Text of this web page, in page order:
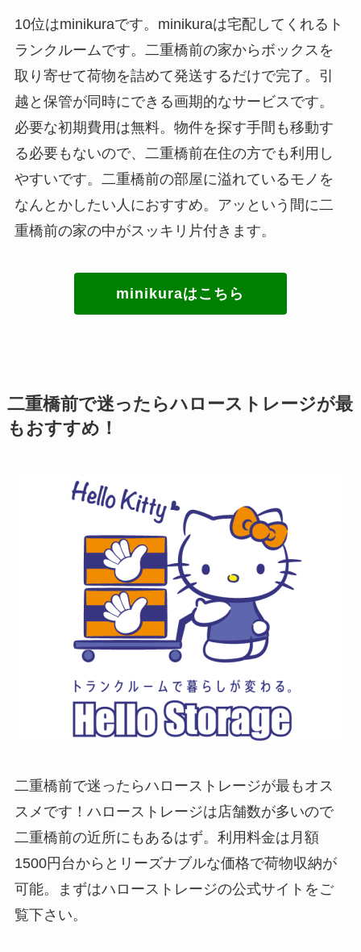
10位はminikuraです。minikuraは宅配してくれるト
ランクルームです。二重橋前の家からボックスを
取り寄せて荷物を詰めて発送するだけで完了。引
越と保管が同時にできる画期的なサービスです。
必要な初期費用は無料。物件を探す手間も移動す
る必要もないので、二重橋前在住の方でも利用し
やすいです。二重橋前の部屋に溢れているモノを
なんとかしたい人におすすめ。アッという間に二
重橋前の家の中がスッキリ片付きます。
minikuraはこちら
二重橋前で迷ったらハローストレージが最
もおすすめ！
二重橋前で迷ったらハローストレージが最もオス
スメです！ハローストレージは店舗数が多いので
二重橋前の近所にもあるはず。利用料金は月額
1500円台からとリーズナブルな価格で荷物収納が
可能。まずはハローストレージの公式サイトをご
覧下さい。